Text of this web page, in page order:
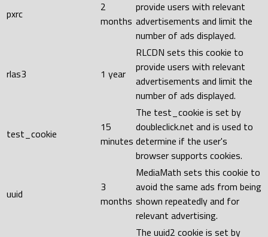
pxrc
2
months
provide users with relevant
advertisements and limit the
number of ads displayed.
rlas3 1 year
RLCDN sets this cookie to
provide users with relevant
advertisements and limit the
number of ads displayed.
test_cookie
15
minutes
The test_cookie is set by
doubleclick.net and is used to
determine if the user's
browser supports cookies.
uuid
3
months
MediaMath sets this cookie to
avoid the same ads from being
shown repeatedly and for
relevant advertising.
The uuid2 cookie is set by